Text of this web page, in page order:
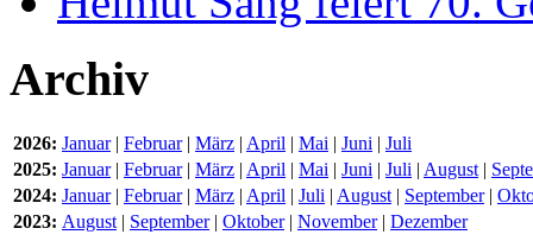
Archiv
2026: Januar| Februar| März | April | Mai | Juni | Juli
2025: Januar| Februar| März | April | Mai | Juni | Juli | August |
2024: Januar| Februar| März | April | Juli | August | September|
2023: August | September| Oktober| November| Dezember